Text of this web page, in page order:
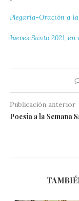
Plegaria-Oración a
Jueves Santo 2021, en
Publicación anterior
Poesía a la Semana